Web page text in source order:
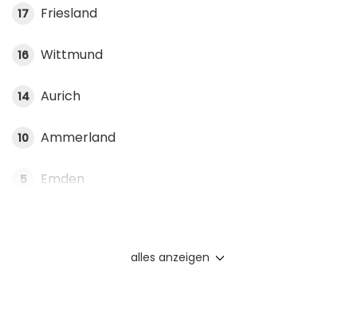
17 Friesland
16 Wittmund
14 Aurich
10 Ammerland
5 Emden
alles anzeigen